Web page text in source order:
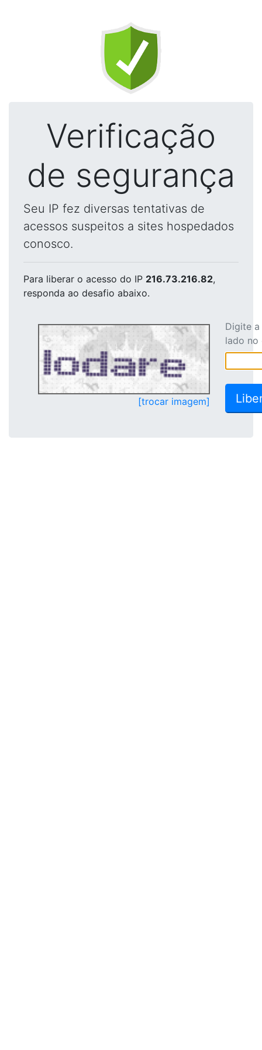
Verificação
de segurança
Seu IP fez diversas tentativas de
acessos suspeitos a sites hospedados
conosco.
Para liberar o acesso do IP 216.73.216.82,
responda ao desafio abaixo.
[trocar imagem]
Digite
lado no